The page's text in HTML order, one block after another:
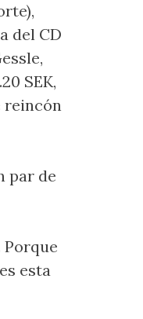
del CD
SEK,
reincón
par de
Porque
esta